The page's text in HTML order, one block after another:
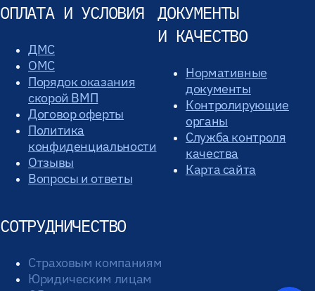
ОПЛАТА И УСЛОВИЯ
ДМС
ОМС
Порядок оказания
скорой ВМП
Договор оферты
Политика
конфиденциальности
Отзывы
Вопросы и ответы
ДОКУМЕНТЫ
И КАЧЕСТВО
Нормативные
документы
Контролирующие
органы
Служба контроля
качества
Карта сайта
СОТРУДНИЧЕСТВО
Страховым компаниям
Юридическим лицам